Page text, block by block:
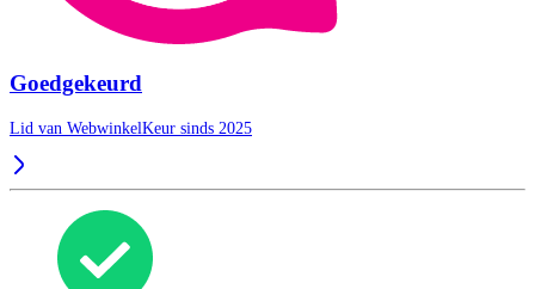
Goedgekeurd
Lid van WebwinkelKeur sinds 2025